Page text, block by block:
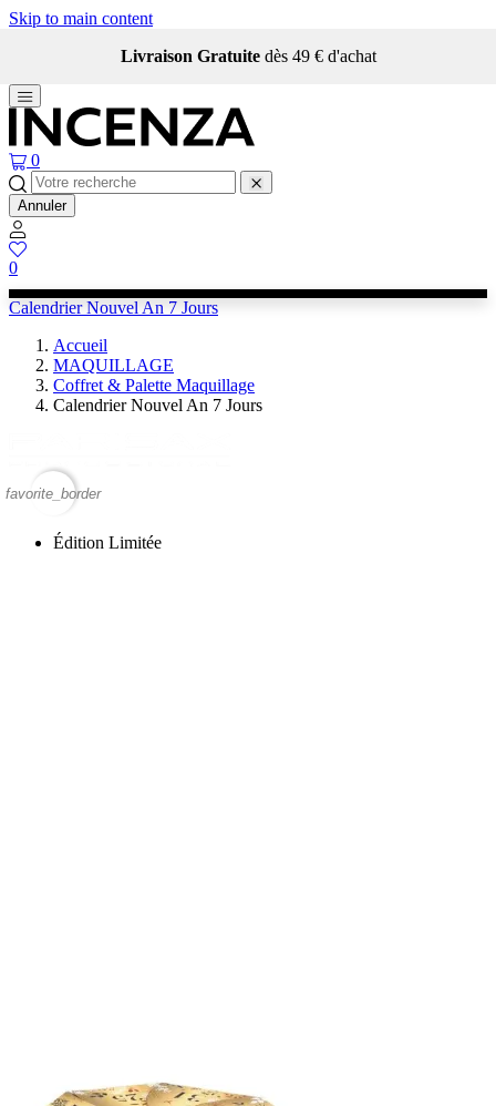
Skip to main content
Livraison Gratuite dès 49 € d'achat
0
Annuler
0
Calendrier Nouvel An 7 Jours
Accueil
MAQUILLAGE
Coffret & Palette Maquillage
Calendrier Nouvel An 7 Jours
favorite_border
Édition Limitée